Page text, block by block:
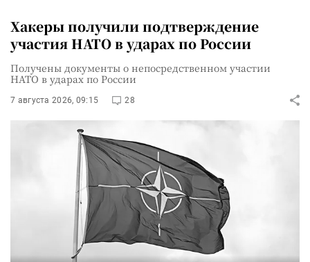
Хакеры получили подтверждение
участия НАТО в ударах по России
Получены документы о непосредственном участии
НАТО в ударах по России
7 августа 2026, 09:15 28